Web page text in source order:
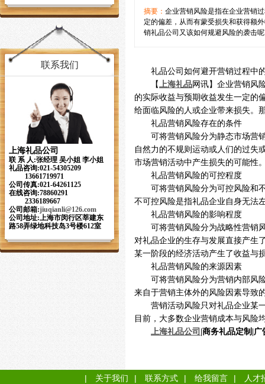
联系我们
上海礼品公司
联 系 人:张经理 吴小姐 李小姐
礼品咨询:021-54305209
13661719971
公司传真:021-64261125
在线咨询:78860291
2336189667
公司邮箱:jiuqianli@126.com
公司地址:上海市闵行区莘建东
路58弄绿地科技岛3号楼612室
摘要： 企业营销风险是指在企业营销
定的偏差，从而有蒙受损失和获得额
销礼品公司又该如何规避风险的袭击呢
礼品公司如何避开营销过程中
【上海礼品网讯】企业营销风
的实际收益与预期收益发生一定的
给面临风险的人或企业带来损失。
礼品营销风险存在的条件
可将营销风险分为静态市场营
自然力的不规则运动或人们的过失
市场营销活动中产生损失的可能性
礼品营销风险的可控程度
可将营销风险分为可控风险和
不可控风险是指礼品企业自身无法
礼品营销风险的影响程度
可将营销风险分为战略性营销
对礼品企业的生存与发展直接产生
某一阶段的经济活动产生了收益与
礼品营销风险的来源因素
可将营销风险分为营销内部风
来自于营销主体外的风险因素导致
营销活动风险只对礼品企业某
目前，大多数企业营销成本与风险
上海礼品公司 |商务礼品定制|
| 关于我们 | 联系方式 | 给我留言 | 人才